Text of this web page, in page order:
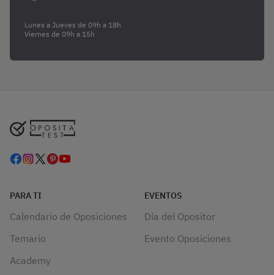
Lunes a Jueves de 09h a 18h
Viernes de 09h a 15h